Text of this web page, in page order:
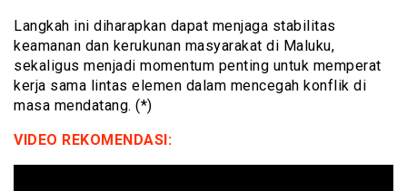
Langkah ini diharapkan dapat menjaga stabilitas
keamanan dan kerukunan masyarakat di Maluku,
sekaligus menjadi momentum penting untuk memperat
kerja sama lintas elemen dalam mencegah konflik di
masa mendatang. (*)
VIDEO REKOMENDASI: